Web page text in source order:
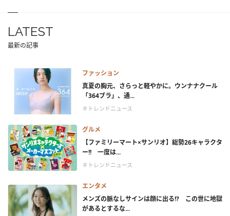
LATEST
最新の記事
ファッション
真夏の胸元、さらっと軽やかに。ウンナナクール
「364ブラ」、通...
＃トレンドニュース
グルメ
【ファミリーマート×サンリオ】総勢26キャラクタ
ー!! 一度は...
＃トレンドニュース
エンタメ
メンズの脈なしサインは顔に出る!? この世に地獄
があるとするな...